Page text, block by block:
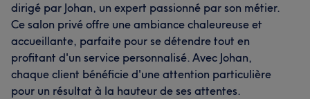
dirigé par Johan, un expert passionné par son métier.
Ce salon privé offre une ambiance chaleureuse et
accueillante, parfaite pour se détendre tout en
profitant d'un service personnalisé. Avec Johan,
chaque client bénéficie d'une attention particulière
pour un résultat à la hauteur de ses attentes.